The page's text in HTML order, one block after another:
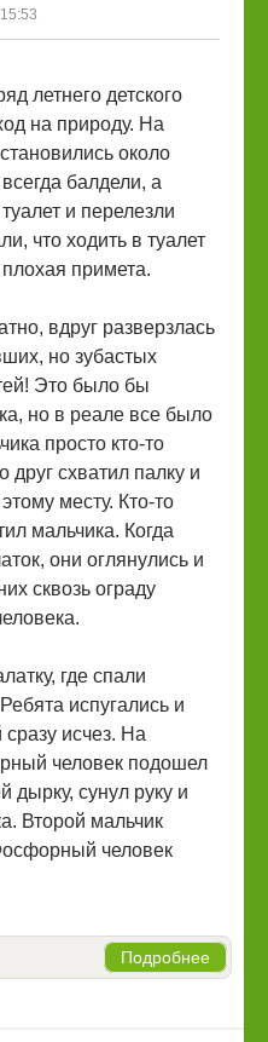
летнего детского
на природу. На
около
балдели, а
и перелезли
что ходить в туалет
примета.
вдруг разверзлась
но зубастых
Это было бы
но в реале все было
просто кто-то
друг схватил палку и
месту. Кто-то
мальчика. Когда
они оглянулись и
сквозь ограду
где спали
испугались и
исчез. На
человек подошел
дырку, сунул руку и
Второй мальчик
человек
Подробнее